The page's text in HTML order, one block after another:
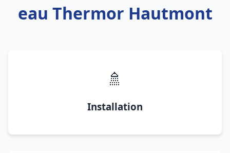
eau Thermor Hautmont
🚿
Installation